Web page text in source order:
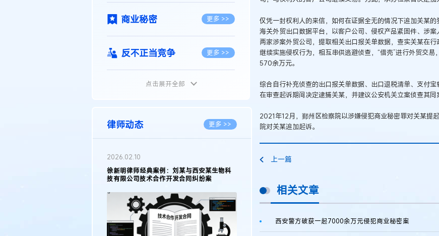
商业秘密 更多 >>
反不正当竞争 更多 >>
植物新品种
地理标志 更多 >>
集成电路布图设计
传统文化 更多 >>
点击展开全部
律师动态 更多 >>
2026.02.10
徐新明律师经典案例：刘某与西安某生物科
技有限公司技术合作开发合同纠纷案
仅凭一封权利人的来信，如何在证据全无的情况下追加关某
海关外贸出口数据平台，以客户公司、侵权产品紧固件、涉
两家涉案外贸公司，提取相关出口报关单数据，查实关某在
继续实施侵权行为，相互串供逃避侦查，“借壳”进行外贸交
570余万元。
综合自行补充侦查的出口报关单数据、出口退税清单、支付宝
在审查起诉期间决定逮捕关某，并建议公安机关立案侦查其
2021年12月，鄞州区检察院以涉嫌侵犯商业秘密罪对关某
院对关某追加起诉。
上一篇
相关文章
西安警方破获一起7000余万元侵犯商业秘密案